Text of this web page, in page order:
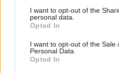
not limited to your visit or usage
grant or deny consent to Google
use your data for below
consent section.
I want to opt-out of the
personal data.
Opted In
I want to opt-out of the Sale
Personal Data.
Opted In
Το ισχαιμικό εγκεφαλικό δεν
γεγονός. Το κλειδί είναι η
ασθενών σε εξειδικευμένα
μονάδα εγκεφαλικών του
διαθέτουν τον κατάλληλο